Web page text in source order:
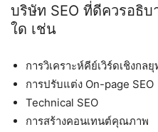
บริษัท SEO ที่ดีควรอธิบ
ใด เช่น
การวิเคราะห์คีย์เวิร์ดเชิงกล
การปรับแต่ง On-page SEO
Technical SEO
การสร้างคอนเทนต์คุณภาพ